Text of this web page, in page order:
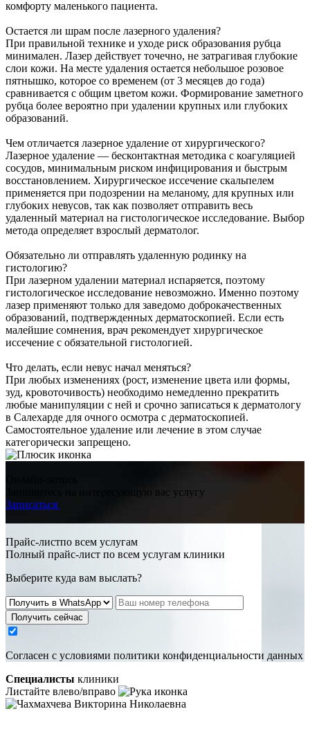
комфорту маленького пациента.
Остается ли шрам после лазерного удаления?
При правильной технике и уходе риск образования рубца
минимален. Лазер действует точечно, не затрагивая глубокие
слои кожи. На месте удаления остается небольшое розовое
пятнышко, которое со временем (от 3 месяцев до года)
сравнивается с общим цветом кожи. Формирование заметного
рубца более вероятно при удалении крупных или глубоких
образований.
Чем отличается лазерное удаление от хирургического?
Лазерное удаление — бесконтактная методика с коагуляцией
сосудов, минимальным риском инфицирования и быстрым
восстановлением. Хирургическое иссечение скальпелем
применяется при подозрении на меланому, для крупных или
глубоких невусов, так как позволяет отправить весь
удаленный материал на гистологическое исследование. Выбор
метода определяет взрослый дерматолог.
Обязательно ли отправлять удаленную родинку на
гистологию?
При лазерном удалении материал испаряется, поэтому
гистологическое исследование невозможно. Именно поэтому
лазер применяют только для заведомо доброкачественных
образований, подтвержденных дерматоскопией. Если есть
малейшие сомнения, врач рекомендует хирургическое
иссечение с обязательной гистологией.
Что делать, если невус начал меняться?
При любых изменениях (рост, изменение цвета или формы,
зуд, кровоточивость) необходимо немедленно прекратить
любые манипуляции с ней и срочно записаться к дерматологу
в Салехарде для очного осмотра с дерматоскопией.
Самостоятельное удаление или лечение в этом случае
категорически запрещено.
Запишитесь на интересующую вас услугу
Записаться
Прайс-листпо всем услугам
Полный прайс-лист по всем услугам клиники
Выберите куда вам выслать?
Получить сейчас
Cогласен с условиями политики конфиденциальности данных
Специалисты клиники
Листайте влево/вправо